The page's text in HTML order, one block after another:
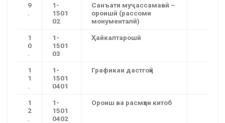
9
.
1-
1501
02
Санъати муҷассамавӣ –
ороишӣ (рассоми
монументалӣ)
1
0
.
1-
1501
03
Ҳайкалтарошӣ
1
1
.
1-
1501
0401
Графикаи дастгоҳӣ
1
2
.
1-
1501
0402
Ороиш ва расмҳои китоб